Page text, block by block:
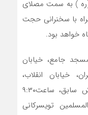
(ره ) به سمت مصلای
ساعت ۱۰ صبح همراه با سخنرانی حجت
خواهد بود.
جامع، خیابان
خیابان انقلاب،
میدان آزادی، جلوی آموزش و پرورش سابق، ساعت۹:۳۰
تویسرکانی